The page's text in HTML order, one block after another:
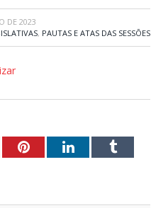
DE 2023
, PAUTAS E ATAS DAS SESSÕES
PinterestLinkedInTumblr